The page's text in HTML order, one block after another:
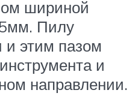
шириной
Пилу
и этим пазом
и
направлении.